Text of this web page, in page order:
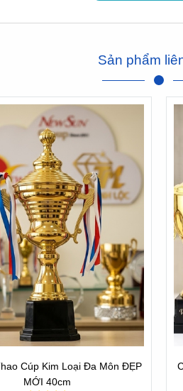
Nghĩa mà mẫu mã không thay
mã bị hạn chế. Chúng ta muốn
quí khách lựa chọn.
kim loại, nên khi cần"Mua cúp thể
đáp ứng được.
Sản phẩm
Cúp Kim Loại Đa Môn ĐẸP
MỚI 40cm